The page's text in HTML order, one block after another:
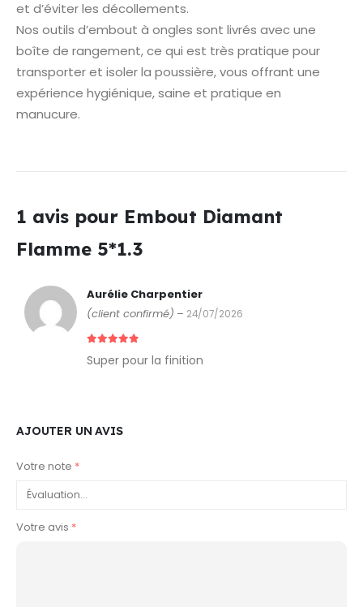
et d’éviter les décollements.
Nos outils d’embout à ongles sont livrés avec une
boîte de rangement, ce qui est très pratique pour
transporter et isoler la poussière, vous offrant une
expérience hygiénique, saine et pratique en
manucure.
1 avis pour Embout Diamant
Flamme 5*1.3
Aurélie Charpentier
(client confirmé) – 24/07/2026
Super pour la finition
AJOUTER UN AVIS
Votre note *
Votre avis *